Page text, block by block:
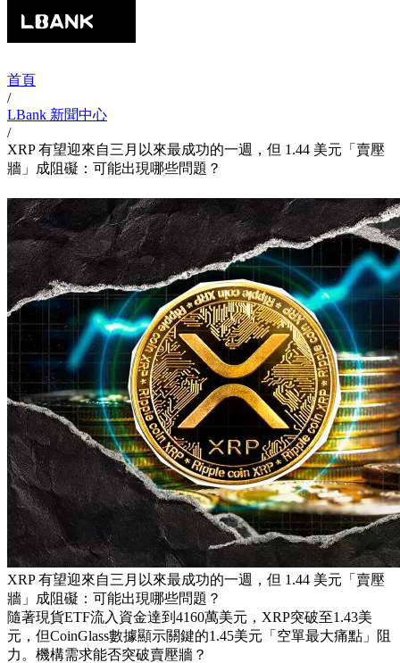
首頁
/
LBank 新聞中心
/
XRP 有望迎來自三月以來最成功的一週，但 1.44 美元「賣壓
牆」成阻礙：可能出現哪些問題？
XRP 有望迎來自三月以來最成功的一週，但 1.44 美元「賣壓
牆」成阻礙：可能出現哪些問題？
隨著現貨ETF流入資金達到4160萬美元，XRP突破至1.43美
元，但CoinGlass數據顯示關鍵的1.45美元「空單最大痛點」阻
力。機構需求能否突破賣壓牆？